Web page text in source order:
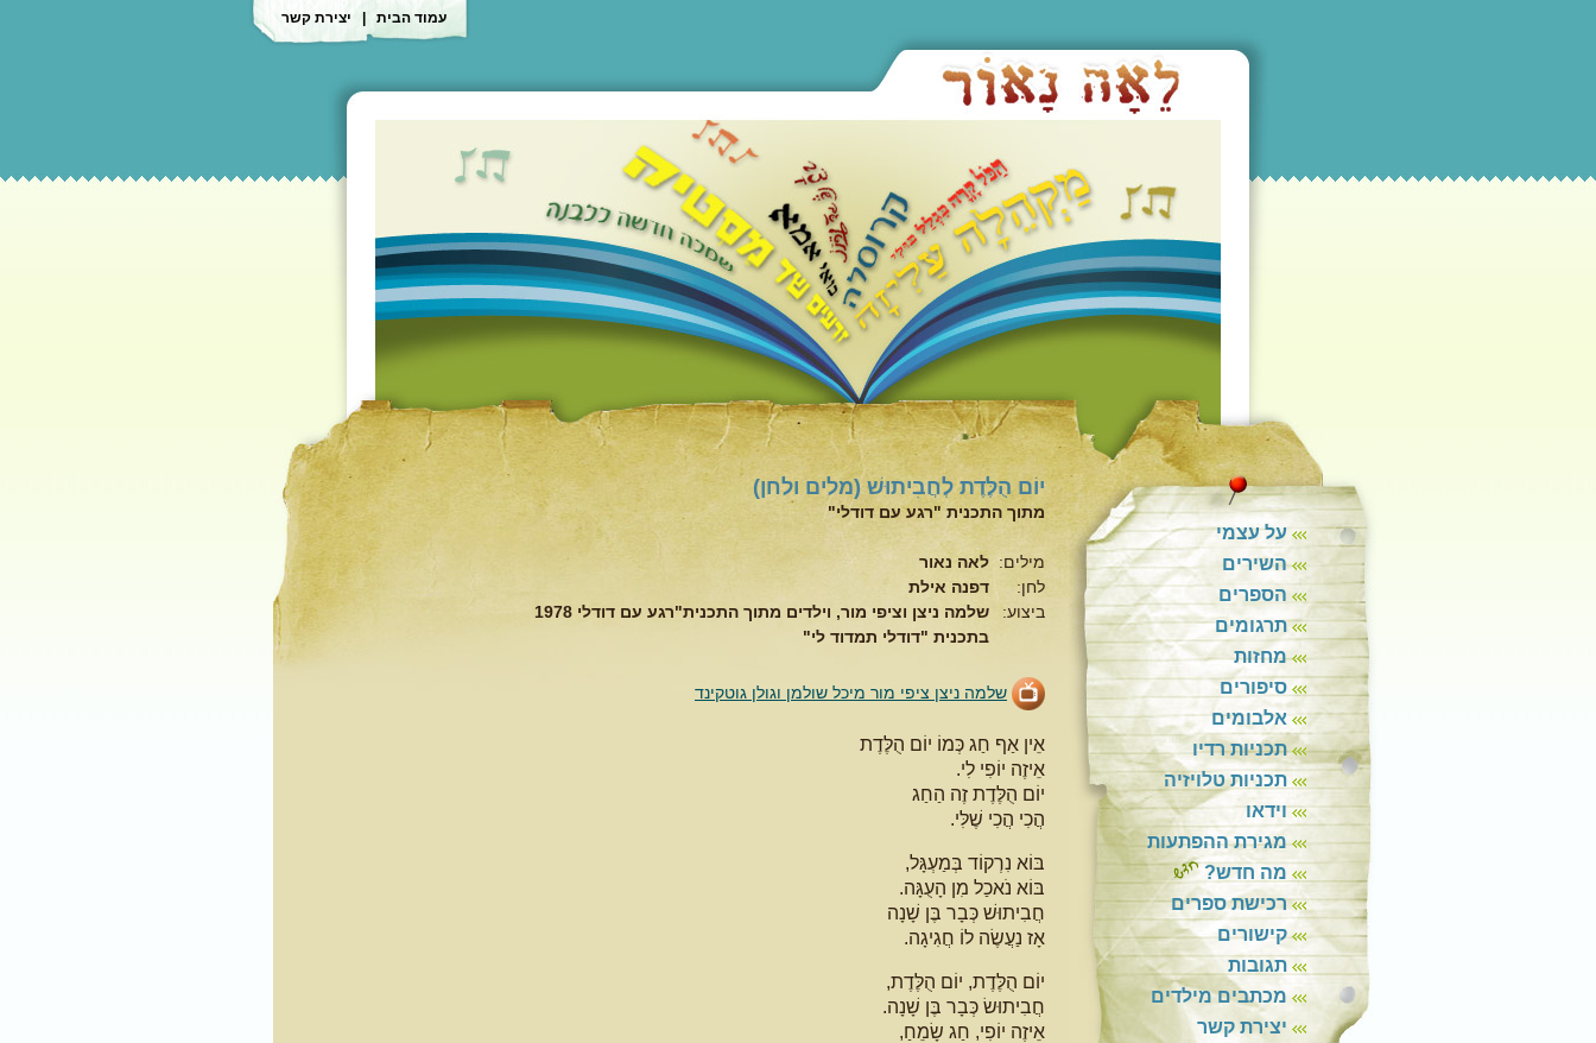
עמוד הבית יצירת קשר
על עצמי
השירים
הספרים
תרגומים
מחזות
סיפורים
אלבומים
תכניות רדיו
תכניות טלויזיה
וידאו
מגירת ההפתעות
מה חדש?
רכישת ספרים
קישורים
תגובות
מכתבים מילדים
יצירת קשר
יוֹם הֻלֶּדֶת לְחֲבִיתוּשׁ (מלים ולחן)
מתוך התכנית "רגע עם דודלי"
מילים: לאה נאור
לחן:
דפנה אילת
ביצוע:
שלמה ניצן וציפי מור, וילדים מתוך התכנית"רגע עם דודלי 1978
בתכנית "דודלי תמדוד לי"
שלמה ניצן ציפי מור מיכל שולמן וגולן גוטקינד
אֵין אַף חַג כְּמוֹ יוֹם הֻלֶּדֶת
אֵיזֶה יוֹפִי לִי.
יוֹם הֻלֶּדֶת זֶה הַחַג
הֲכִי הֲכִי שֶׁלִּי.
בּוֹא נִרְקוֹד בְּמַעְגָּל,
בּוֹא נֹאכַל מִן הָעֻגָּה.
חֲבִיתוּשׁ כְּבָר בֶּן שָׁנָה
אָז נַעֲשֶׂה לוֹ חֲגִיגָה.
יוֹם הֻלֶּדֶת, יוֹם הֻלֶּדֶת,
חֲבִיתוּשׂ כְּבָר בֶּן שָׁנָה.
אֵיזֶה יוֹפִי, חַג שָׂמֵחַ,